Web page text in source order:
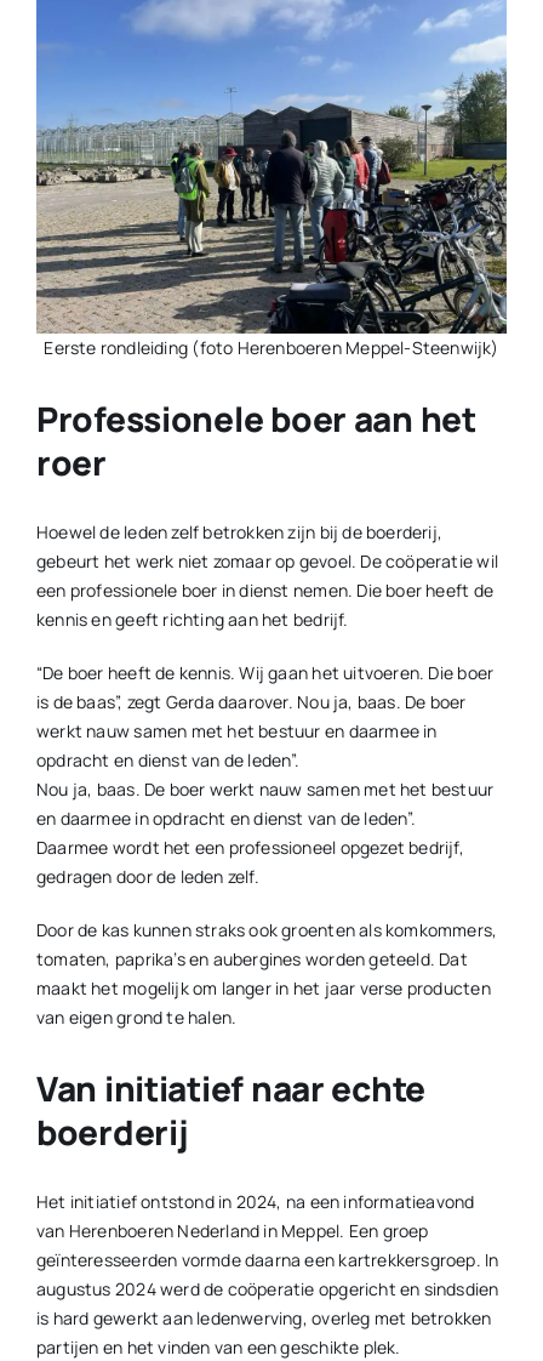
Eerste rondleiding (foto Herenboeren Meppel-Steenwijk)
Professionele boer aan het
roer
Hoewel de leden zelf betrokken zijn bij de boerderij,
gebeurt het werk niet zomaar op gevoel. De coöperatie wil
een professionele boer in dienst nemen. Die boer heeft de
kennis en geeft richting aan het bedrijf.
“De boer heeft de kennis. Wij gaan het uitvoeren. Die boer
is de baas”, zegt Gerda daarover. Nou ja, baas. De boer
werkt nauw samen met het bestuur en daarmee in
opdracht en dienst van de leden”.
Nou ja, baas. De boer werkt nauw samen met het bestuur
en daarmee in opdracht en dienst van de leden”.
Daarmee wordt het een professioneel opgezet bedrijf,
gedragen door de leden zelf.
Door de kas kunnen straks ook groenten als komkommers,
tomaten, paprika’s en aubergines worden geteeld. Dat
maakt het mogelijk om langer in het jaar verse producten
van eigen grond te halen.
Van initiatief naar echte
boerderij
Het initiatief ontstond in 2024, na een informatieavond
van Herenboeren Nederland in Meppel. Een groep
geïnteresseerden vormde daarna een kartrekkersgroep. In
augustus 2024 werd de coöperatie opgericht en sindsdien
is hard gewerkt aan ledenwerving, overleg met betrokken
partijen en het vinden van een geschikte plek.